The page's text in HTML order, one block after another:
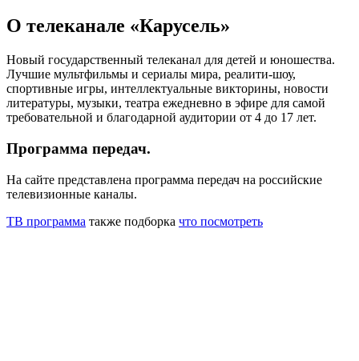
О телеканале «Карусель»
Новый государственный телеканал для детей и юношества.
Лучшие мультфильмы и сериалы мира, реалити-шоу,
спортивные игры, интеллектуальные викторины, новости
литературы, музыки, театра ежедневно в эфире для самой
требовательной и благодарной аудитории от 4 до 17 лет.
Программа передач.
На сайте представлена программа передач на российские
телевизионные каналы.
ТВ программа также подборка что посмотреть